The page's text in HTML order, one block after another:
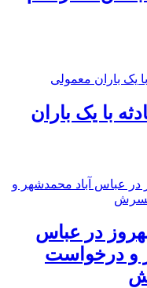
با یک باران
در عباس
و درخواست